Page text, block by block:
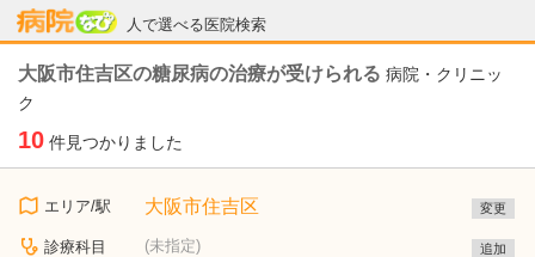
人で選べる医院検索
病院なび
大阪市住吉区の糖尿病の治療が受けられる 病院・クリニッ
ク
10 件見つかりました
エリア/駅 大阪市住吉区 変更
診療科目 (未指定) 追加